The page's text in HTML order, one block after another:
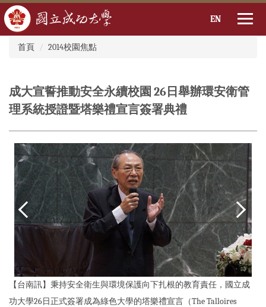
內
容
區
EN
:::
首頁
2014校園焦點
成大宣誓推動安全永續校園 26日舉辦環安衛管
理系統授證暨塔樂禮宣言簽署典禮
【台南訊】秉持安全衛生與環境保護向下扎根的教育責任，國立成
功大學26日正式簽署成為綠色大學的塔樂禮宣言（The Talloires